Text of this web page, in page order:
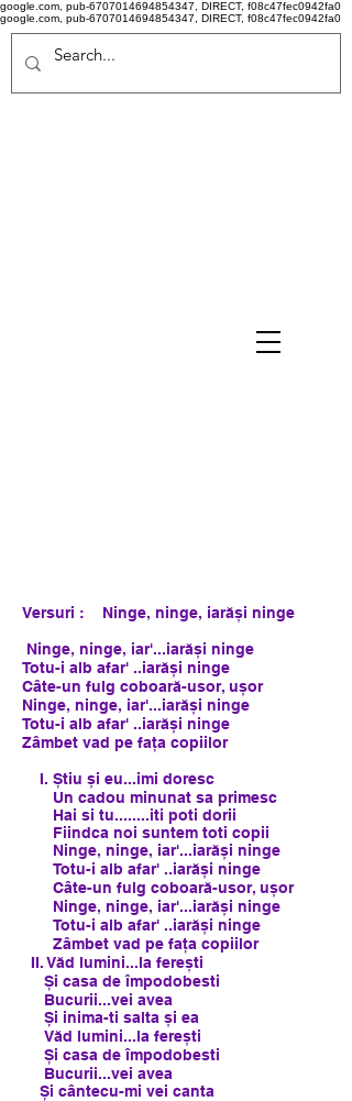
google.com, pub-6707014694854347, DIRECT, f08c47fec0942fa0
google.com, pub-6707014694854347, DIRECT, f08c47fec0942fa0
Versuri : Ninge, ninge, iarăși ninge
Ninge, ninge, iar'...iarăși ninge
Totu-i alb afar' ..iarăși ninge
Câte-un fulg coboară-usor, ușor
Ninge, ninge, iar'...iarăși ninge
Totu-i alb afar' ..iarăși ninge
Zâmbet vad pe fața copiilor
I. Știu și eu...imi doresc
Un cadou minunat sa primesc
Hai si tu........iti poti dorii
Fiindca noi suntem toti copii
Ninge, ninge, iar'...iarăși ninge
Totu-i alb afar' ..iarăși ninge
Câte-un fulg coboară-usor, ușor
Ninge, ninge, iar'...iarăși ninge
Totu-i alb afar' ..iarăși ninge
Zâmbet vad pe fața copiilor
II. Văd lumini...la ferești
Și casa de împodobesti
Bucurii...vei avea
Și inima-ti salta și ea
Văd lumini...la ferești
Și casa de împodobesti
Bucurii...vei avea
Și cântecu-mi vei canta